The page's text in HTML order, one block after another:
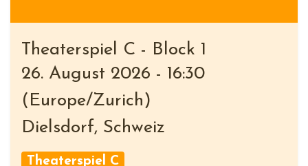
Theaterspiel C - Block 1
26. August 2026 - 16:30
( Europe/Zurich )
Dielsdorf, Schweiz
Theaterspiel C